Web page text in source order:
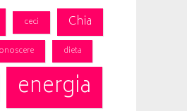
ceci Chia
dieta
energia